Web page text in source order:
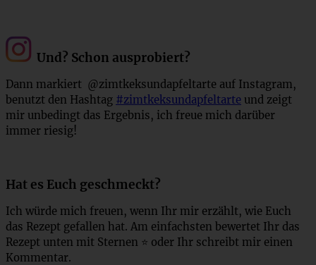
Und? Schon ausprobiert?
Dann markiert @zimtkeksundapfeltarte auf Instagram,
benutzt den Hashtag #zimtkeksundapfeltarte und zeigt
mir unbedingt das Ergebnis, ich freue mich darüber
immer riesig!
Hat es Euch geschmeckt?
Ich würde mich freuen, wenn Ihr mir erzählt, wie Euch
das Rezept gefallen hat. Am einfachsten bewertet Ihr das
Rezept unten mit Sternen ⭐ oder Ihr schreibt mir einen
Kommentar.